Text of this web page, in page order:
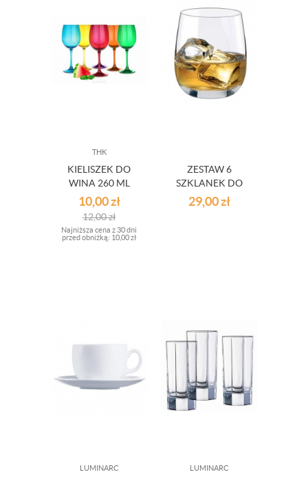
THK
KIELISZEK DO
WINA 260 ML
ZIELONE OUTLET
10,00zł
12,00zł
Najniższa cena z 30 dni
przed obniżką: 10,00 zł
ZESTAW 6
SZKLANEK DO
WHISKY RONA
250 ML OUTLET
29,00zł
LUMINARC LUMINARC